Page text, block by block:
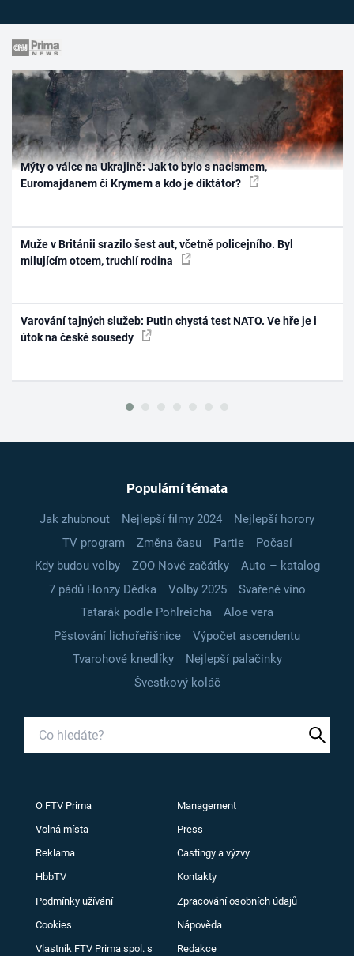
Mýty o válce na Ukrajině: Jak to bylo s nacismem,
Euromajdanem či Krymem a kdo je diktátor?
Muže v Británii srazilo šest aut, včetně policejního. Byl
milujícím otcem, truchlí rodina
Varování tajných služeb: Putin chystá test NATO. Ve hře je i
útok na české sousedy
Populární témata
Jak zhubnout Nejlepší filmy 2024
Nejlepší horory
TV program
Změna času Partie
Počasí
Kdy budou volby
ZOO Nové začátky
Auto – katalog
7 pádů Honzy Dědka
Volby 2025
Svařené víno
Tatarák podle Pohlreicha
Aloe vera
Pěstování lichořeřišnice
Výpočet ascendentu
Tvarohové knedlíky
Nejlepší palačinky
Švestkový koláč
O FTV Prima Management
Volná místa Press
Reklama Castingy a výzvy
HbbTV Kontakty
Podmínky užívání Zpracování osobních údajů
Cookies Nápověda
Vlastník FTV Prima spol. s
Redakce